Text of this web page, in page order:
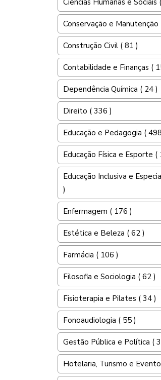
Ciências Humanas e Sociais
Conservação e Manutenção
Construção Civil ( 81 )
Contabilidade e Finanças (
Dependência Química ( 24 )
Direito ( 336 )
Educação e Pedagogia (
Educação Física e Esporte (
Educação Inclusiva e
)
Enfermagem ( 176 )
Estética e Beleza ( 62 )
Farmácia ( 106 )
Filosofia e Sociologia ( 62 )
Fisioterapia e Pilates ( 34 )
Fonoaudiologia ( 55 )
Gestão Pública e Política (
Hotelaria, Turismo e